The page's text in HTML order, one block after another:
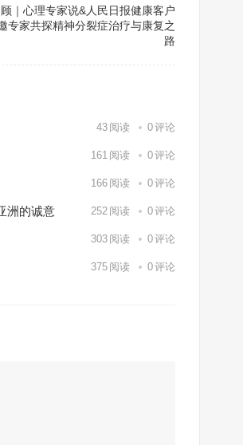
｜心理专家说&人民日报健康客户
专家共探精神分裂症治疗与康复之
路
43 阅读 0评论
161 阅读 0评论
166 阅读 0评论
洲的诚意 252 阅读 0评论
303 阅读 0评论
375 阅读 0评论